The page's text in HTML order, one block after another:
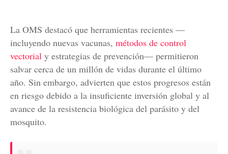
La OMS destacó que herramientas recientes —
incluyendo nuevas vacunas, métodos de control
vectorial y estrategias de prevención— permitieron
salvar cerca de un millón de vidas durante el último
año. Sin embargo, advierten que estos progresos están
en riesgo debido a la insuficiente inversión global y al
avance de la resistencia biológica del parásito y del
mosquito.